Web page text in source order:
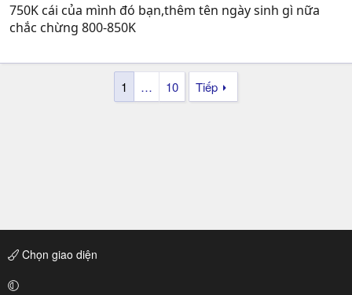
750K cái của mình đó bạn,thêm tên ngày sinh gì nữa
chắc chừng 800-850K
1 … 10 Tiếp
Chọn giao diện